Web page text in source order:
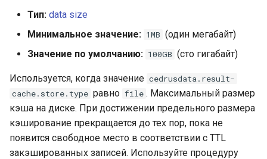
Тип: data size
Минимальное значение: 1MB (один мегабайт)
Значение по умолчанию: 100GB (сто гигабайт)
Используется, когда значение cedrusdata.result-
cache.store.type равно file . Максимальный размер
кэша на диске. При достижении предельного размера
кэширование прекращается до тех пор, пока не
появится свободное место в соответствии с TTL
закэшированных записей. Используйте процедуру